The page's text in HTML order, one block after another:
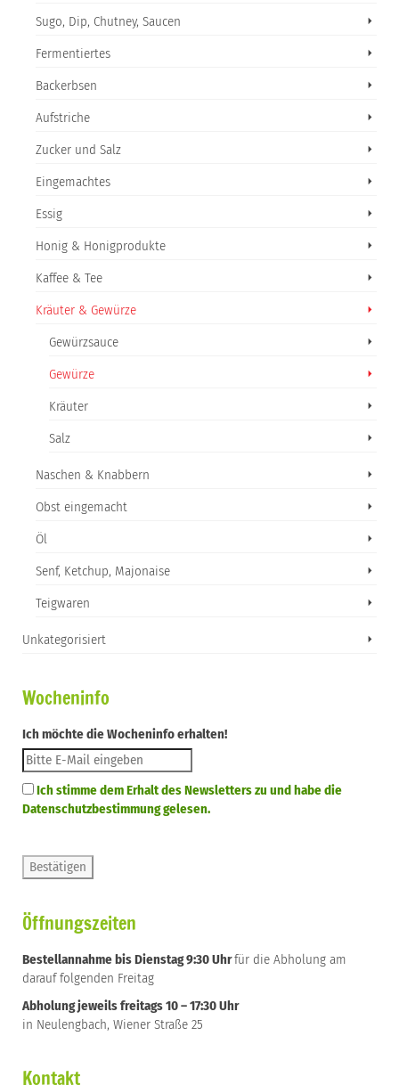
Sugo, Dip, Chutney, Saucen
Fermentiertes
Backerbsen
Aufstriche
Zucker und Salz
Eingemachtes
Essig
Honig & Honigprodukte
Kaffee & Tee
Kräuter & Gewürze
Gewürzsauce
Gewürze
Kräuter
Salz
Naschen & Knabbern
Obst eingemacht
Öl
Senf, Ketchup, Majonaise
Teigwaren
Unkategorisiert
Wocheninfo
Ich möchte die Wocheninfo erhalten!
Ich stimme dem Erhalt des Newsletters zu und habe die
Datenschutzbestimmung gelesen.
Öffnungszeiten
Bestellannahme bis Dienstag 9:30 Uhrfür die Abholung am
darauf folgenden Freitag
Abholung jeweils freitags 10 – 17:30 Uhr
in Neulengbach, Wiener Straße 25
Kontakt